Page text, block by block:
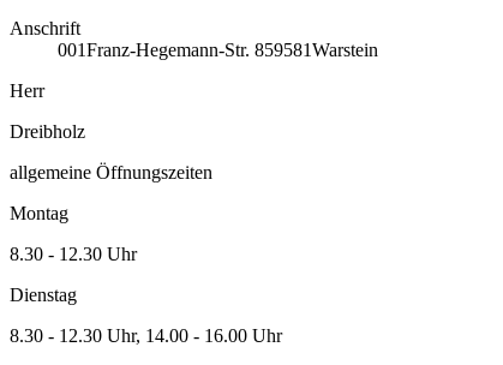
Anschrift
001Franz-Hegemann-Str. 859581Warstein
Herr
Dreibholz
allgemeine Öffnungszeiten
Montag
8.30 - 12.30 Uhr
Dienstag
8.30 - 12.30 Uhr, 14.00 - 16.00 Uhr